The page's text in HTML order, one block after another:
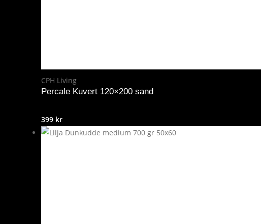
CPH Living
Percale Kuvert 120×200 sand
399 kr